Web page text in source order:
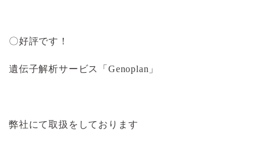
〇好評です！
遺伝子解析サービス「Genoplan」
弊社にて取扱をしております